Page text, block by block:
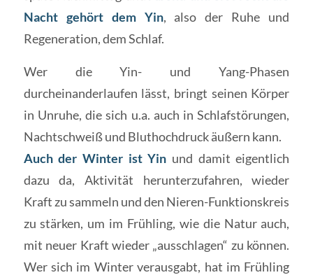
Nacht gehört dem Yin, also der Ruhe und
Regeneration, dem Schlaf.
Wer die Yin- und Yang-Phasen
durcheinanderlaufen lässt, bringt seinen Körper
in Unruhe, die sich u.a. auch in Schlafstörungen,
Nachtschweiß und Bluthochdruck äußern kann.
Auch der Winter ist Yin und damit eigentlich
dazu da, Aktivität herunterzufahren, wieder
Kraft zu sammeln und den Nieren-Funktionskreis
zu stärken, um im Frühling, wie die Natur auch,
mit neuer Kraft wieder „ausschlagen“ zu können.
Wer sich im Winter verausgabt, hat im Frühling